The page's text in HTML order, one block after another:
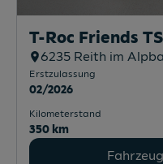
T-Roc Friends
6235 Reith im
Erstzulassung
02/2026
Kilometerstand
350 km